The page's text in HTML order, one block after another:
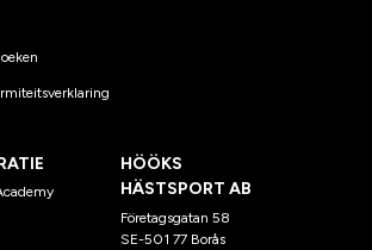
HÖÖKS
HÄSTSPORT AB
Företagsgatan 58
SE-501 77 Borås